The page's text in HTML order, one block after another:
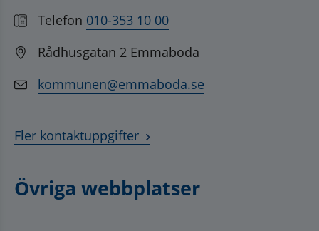
Telefon 010-353 10 00
Rådhusgatan 2 Emmaboda
kommunen@emmaboda.se
Fler kontaktuppgifter
Övriga webbplatser